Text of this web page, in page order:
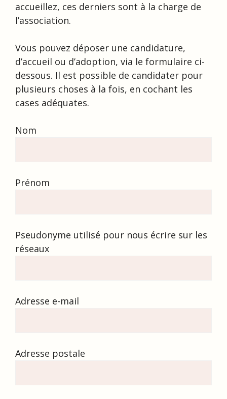
accueillez, ces derniers sont à la charge de
l’association.
Vous pouvez déposer une candidature,
d’accueil ou d’adoption, via le formulaire ci-
dessous. Il est possible de candidater pour
plusieurs choses à la fois, en cochant les
cases adéquates.
Nom
Prénom
Pseudonyme utilisé pour nous écrire sur les
réseaux
Adresse e-mail
Adresse postale